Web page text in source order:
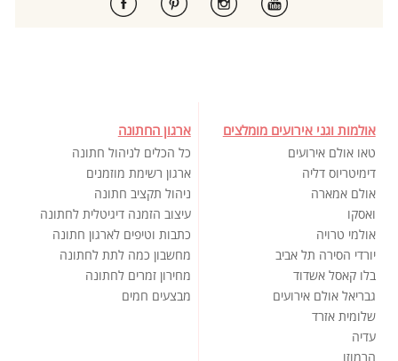
אולמות וגני אירועים מומלצים
טאו אולם אירועים
דימיטריוס דליה
אולם אמארה
ואסקו
אולמי טרויה
יורדי הסירה תל אביב
בלו קאסל אשדוד
גבריאל אולם אירועים
שלומית אזרד
עדיה
הרמוזו
ארגון החתונה
כל הכלים לניהול חתונה
ארגון רשימת מוזמנים
ניהול תקציב חתונה
עיצוב הזמנה דיגיטלית לחתונה
כתבות וטיפים לארגון חתונה
מחשבון כמה לתת לחתונה
מחירון זמרים לחתונה
מבצעים חמים